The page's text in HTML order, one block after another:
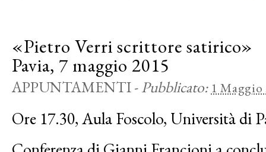
«Pietro Verri scrittore satirico»
Pavia, 7 maggio 2015
APPUNTAMENTI-Pubblicato: 1 Maggio
Ore 17.30, Aula Foscolo, Università di